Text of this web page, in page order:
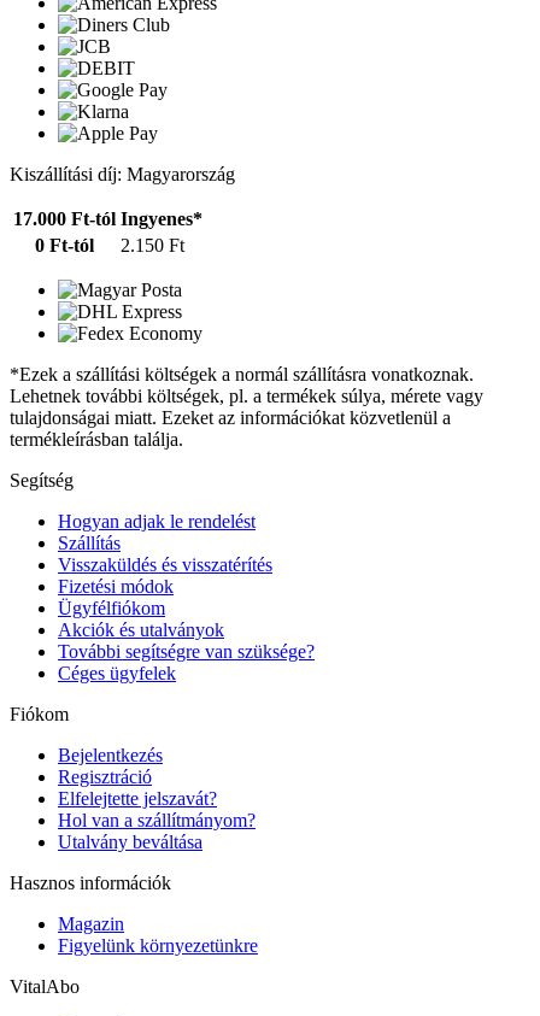
Kiszállítási díj: Magyarország
17.000 Ft-tól Ingyenes*
0 Ft-tól
2.150 Ft
*Ezek a szállítási költségek a normál szállításra vonatkoznak.
Lehetnek további költségek, pl. a termékek súlya, mérete vagy
tulajdonságai miatt. Ezeket az információkat közvetlenül a
termékleírásban találja.
Segítség
Hogyan adjak le rendelést
Szállítás
Visszaküldés és visszatérítés
Fizetési módok
Ügyfélfiókom
Akciók és utalványok
További segítségre van szüksége?
Céges ügyfelek
Fiókom
Bejelentkezés
Regisztráció
Elfelejtette jelszavát?
Hol van a szállítmányom?
Utalvány beváltása
Hasznos információk
Magazin
Figyelünk környezetünkre
VitalAbo